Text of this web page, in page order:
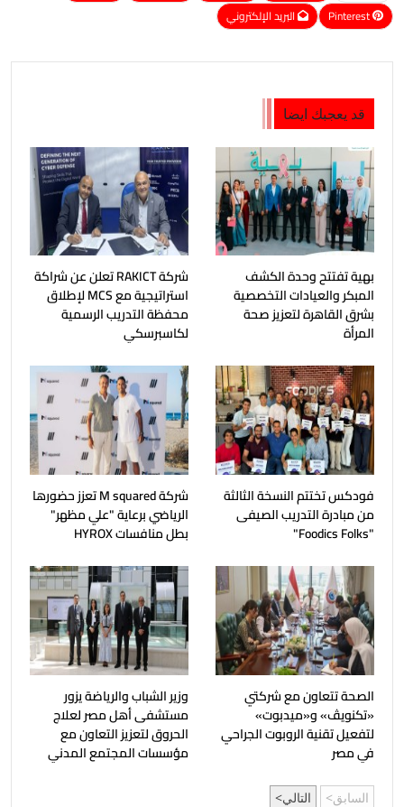
Pinterest
البريد الإلكتروني
قد يعجبك ايضا
بهية تفتتح وحدة الكشف
المبكر والعيادات التخصصية
بشرق القاهرة لتعزيز صحة
المرأة
شركة RAKICT تعلن عن شراكة
استراتيجية مع MCS لإطلاق
محفظة التدريب الرسمية
لكاسبرسكي
فودكس تختتم النسخة الثالثة
من مبادرة التدريب الصيفى
"Foodics Folks"
شركة M squared تعزز حضورها
الرياضي برعاية "علي مظهر"
بطل منافسات HYROX
الصحة تتعاون مع شركتي
«تكنويڤ» و«ميدبوت»
لتفعيل تقنية الروبوت الجراحي
في مصر
وزير الشباب والرياضة يزور
مستشفى أهل مصر لعلاج
الحروق لتعزيز التعاون مع
مؤسسات المجتمع المدني
السابق التالي